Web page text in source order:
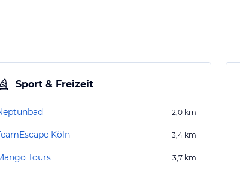
Sport & Freizeit
2,0 km
Köln 3,4 km
Tours 3,7 km